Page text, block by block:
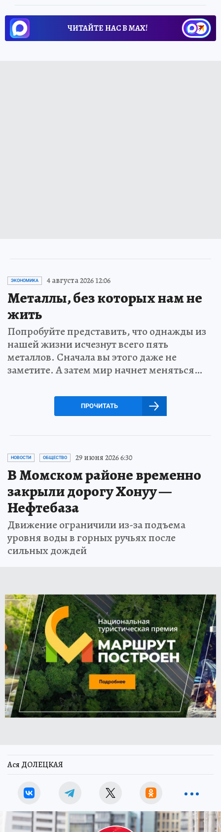
ЧИТАЙТЕ НАС В МАХ!
ЭКОНОМИКА 4 августа 2026 12:06
Металлы, без которых нам не
жить
Попробуйте представить, что однажды из
нашей жизни исчезнут всего пять
металлов. Сначала вы этого даже не
заметите. А затем мир начнет меняться…
ПРОЧИТАТЬ
НОВОСТИ ОБЩЕСТВО 29 июня 2026 6:30
В Момском районе временно
закрыли дорогу Хонуу —
Нефтебаза
Движение ограничили из-за подъема
уровня воды в горных ручьях после
сильных дождей
Ася ДОЛЕЦКАЯ